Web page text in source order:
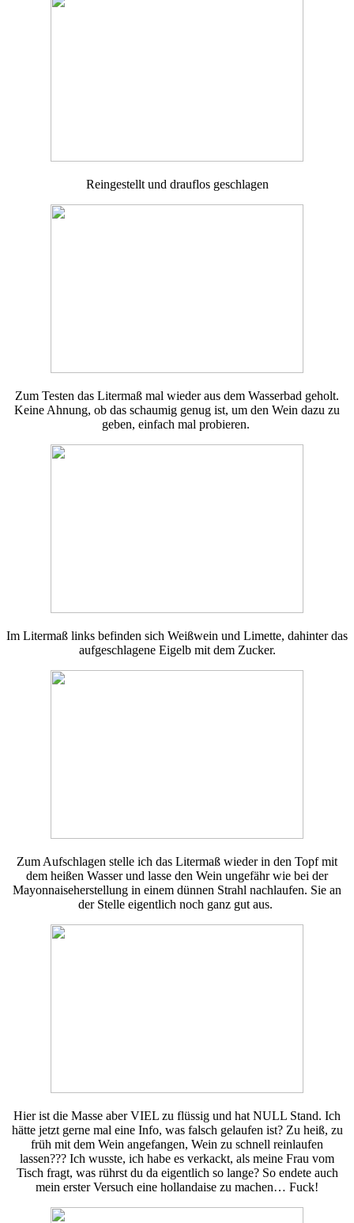
Reingestellt und drauflos geschlagen
Zum Testen das Litermaß mal wieder aus dem Wasserbad geholt.
Keine Ahnung, ob das schaumig genug ist, um den Wein dazu zu
geben, einfach mal probieren.
Im Litermaß links befinden sich Weißwein und Limette, dahinter das
aufgeschlagene Eigelb mit dem Zucker.
Zum Aufschlagen stelle ich das Litermaß wieder in den Topf mit
dem heißen Wasser und lasse den Wein ungefähr wie bei der
Mayonnaiseherstellung in einem dünnen Strahl nachlaufen. Sie an
der Stelle eigentlich noch ganz gut aus.
Hier ist die Masse aber VIEL zu flüssig und hat NULL Stand. Ich
hätte jetzt gerne mal eine Info, was falsch gelaufen ist? Zu heiß, zu
früh mit dem Wein angefangen, Wein zu schnell reinlaufen
lassen??? Ich wusste, ich habe es verkackt, als meine Frau vom
Tisch fragt, was rührst du da eigentlich so lange? So endete auch
mein erster Versuch eine hollandaise zu machen… Fuck!